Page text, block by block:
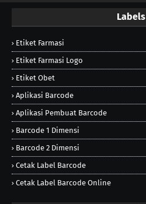
Labels
Etiket Farmasi
Etiket Farmasi Logo
Etiket Obet
Aplikasi Barcode
Aplikasi Pembuat Barcode
Barcode 1 Dimensi
Barcode 2 Dimensi
Cetak Label Barcode
Cetak Label Barcode Online